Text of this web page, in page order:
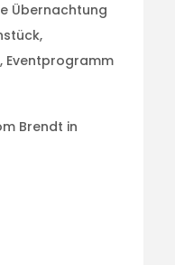
Übernachtung
Eventprogramm
Brendt in